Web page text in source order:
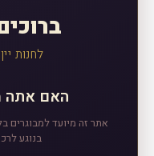
לחנות
האם אתה
אתר זה מיועד למבוגרים
בנוגע